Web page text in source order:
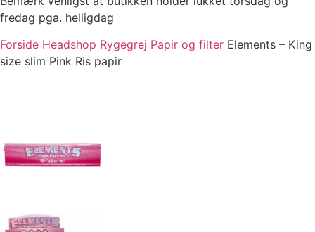
fredag pga. helligdag
Forside Headshop Rygegrej Papir og filter Elements – King
size slim Pink Ris papir